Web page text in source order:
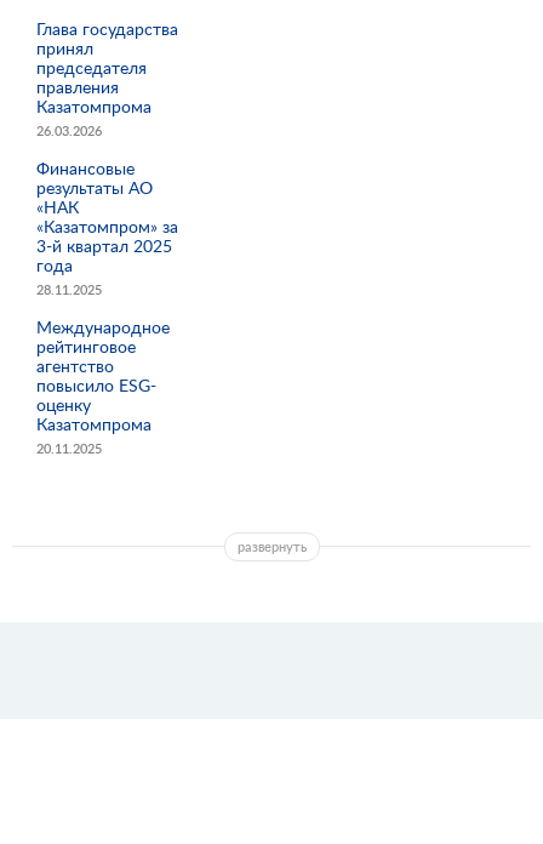
Глава государства
принял
председателя
правления
Казатомпрома
26.03.2026
Финансовые
результаты АО
«НАК
«Казатомпром» за
3-й квартал 2025
года
28.11.2025
Международное
рейтинговое
агентство
повысило ESG-
оценку
Казатомпрома
20.11.2025
развернуть